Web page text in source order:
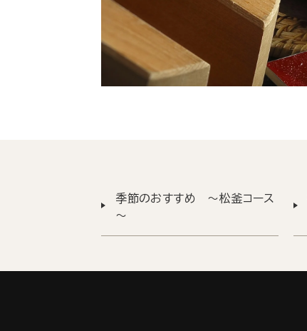
季節のおすすめ ～松釜コース
～